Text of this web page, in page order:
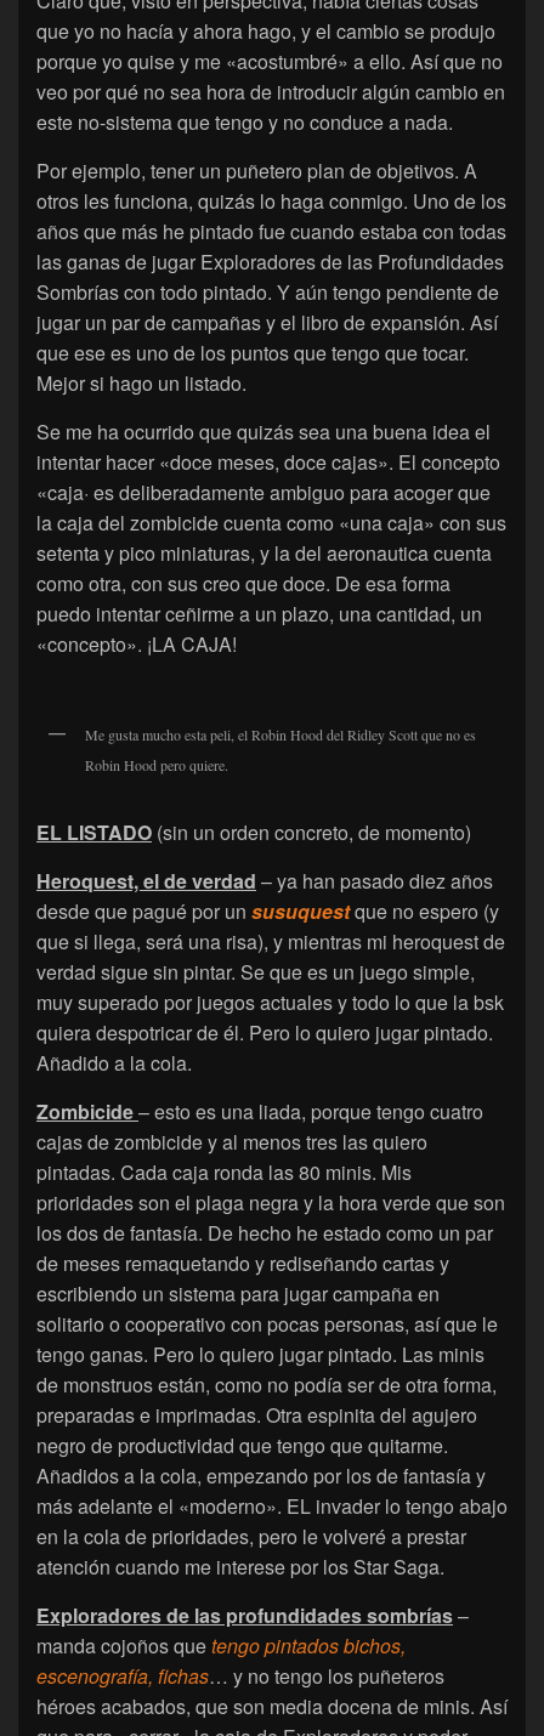
que yo no hacía y ahora hago, y el cambio se produjo
porque yo quise y me «acostumbré» a ello. Así que no
veo por qué no sea hora de introducir algún cambio en
este no-sistema que tengo y no conduce a nada.
Por ejemplo, tener un puñetero plan de objetivos. A
otros les funciona, quizás lo haga conmigo. Uno de los
años que más he pintado fue cuando estaba con todas
las ganas de jugar Exploradores de las Profundidades
Sombrías con todo pintado. Y aún tengo pendiente de
jugar un par de campañas y el libro de expansión. Así
que ese es uno de los puntos que tengo que tocar.
Mejor si hago un listado.
Se me ha ocurrido que quizás sea una buena idea el
intentar hacer «doce meses, doce cajas». El concepto
«caja· es deliberadamente ambiguo para acoger que
la caja del zombicide cuenta como «una caja» con sus
setenta y pico miniaturas, y la del aeronautica cuenta
como otra, con sus creo que doce. De esa forma
puedo intentar ceñirme a un plazo, una cantidad, un
«concepto». ¡LA CAJA!
Me gusta mucho esta peli, el Robin Hood del Ridley Scott que no es
Robin Hood pero quiere.
EL LISTADO (sin un orden concreto, de momento)
Heroquest, el de verdad – ya han pasado diez años
desde que pagué por un susuquestque no espero (y
que si llega, será una risa), y mientras mi heroquest de
verdad sigue sin pintar. Se que es un juego simple,
muy superado por juegos actuales y todo lo que la bsk
quiera despotricar de él. Pero lo quiero jugar pintado.
Añadido a la cola.
Zombicide– esto es una liada, porque tengo cuatro
cajas de zombicide y al menos tres las quiero
pintadas. Cada caja ronda las 80 minis. Mis
prioridades son el plaga negra y la hora verde que son
los dos de fantasía. De hecho he estado como un par
de meses remaquetando y rediseñando cartas y
escribiendo un sistema para jugar campaña en
solitario o cooperativo con pocas personas, así que le
tengo ganas. Pero lo quiero jugar pintado. Las minis
de monstruos están, como no podía ser de otra forma,
preparadas e imprimadas. Otra espinita del agujero
negro de productividad que tengo que quitarme.
Añadidos a la cola, empezando por los de fantasía y
más adelante el «moderno». EL invader lo tengo abajo
en la cola de prioridades, pero le volveré a prestar
atención cuando me interese por los Star Saga.
Exploradores de las profundidades sombrías–
manda cojoños quetengo pintados bichos,
escenografía, fichas… y no tengo los puñeteros
héroes acabados, que son media docena de minis. Así